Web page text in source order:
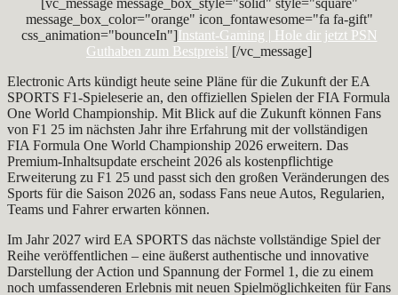
message_box_color="orange" icon_fontawesome="fa fa-gift"
css_animation="bounceIn"]Instant-Gaming | Hole dir jetzt PSN
Guthaben zum Bestpreis! [/vc_message]
Electronic Arts kündigt heute seine Pläne für die Zukunft der EA
SPORTS F1-Spieleserie an, den offiziellen Spielen der FIA Formula
One World Championship. Mit Blick auf die Zukunft können Fans
von F1 25 im nächsten Jahr ihre Erfahrung mit der vollständigen
FIA Formula One World Championship 2026 erweitern. Das
Premium-Inhaltsupdate erscheint 2026 als kostenpflichtige
Erweiterung zu F1 25 und passt sich den großen Veränderungen des
Sports für die Saison 2026 an, sodass Fans neue Autos, Regularien,
Teams und Fahrer erwarten können.
Im Jahr 2027 wird EA SPORTS das nächste vollständige Spiel der
Reihe veröffentlichen – eine äußerst authentische und innovative
Darstellung der Action und Spannung der Formel 1, die zu einem
noch umfassenderen Erlebnis mit neuen Spielmöglichkeiten für Fans